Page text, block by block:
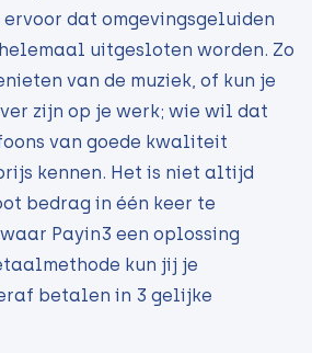
dat omgevingsgeluiden
uitgesloten worden. Zo
van de muziek, of kun je
zijn op je werk; wie wil dat
van goede kwaliteit
kennen. Het is niet altijd
bedrag in één keer te
Payin3 een oplossing
kun jij je
betalen in 3 gelijke